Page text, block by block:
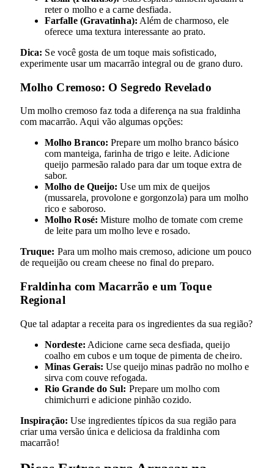
reter o molho e a carne desfiada.
Farfalle (Gravatinha): Além de charmoso, ele
oferece uma textura interessante ao prato.
Dica: Se você gosta de um toque mais sofisticado,
experimente usar um macarrão integral ou de grano duro.
Molho Cremoso: O Segredo Revelado
Um molho cremoso faz toda a diferença na sua fraldinha
com macarrão. Aqui vão algumas opções:
Molho Branco: Prepare um molho branco básico
com manteiga, farinha de trigo e leite. Adicione
queijo parmesão ralado para dar um toque extra de
sabor.
Molho de Queijo: Use um mix de queijos
(mussarela, provolone e gorgonzola) para um molho
rico e saboroso.
Molho Rosé: Misture molho de tomate com creme
de leite para um molho leve e rosado.
Truque: Para um molho mais cremoso, adicione um pouco
de requeijão ou cream cheese no final do preparo.
Fraldinha com Macarrão e um Toque
Regional
Que tal adaptar a receita para os ingredientes da sua região?
Nordeste: Adicione carne seca desfiada, queijo
coalho em cubos e um toque de pimenta de cheiro.
Minas Gerais: Use queijo minas padrão no molho e
sirva com couve refogada.
Rio Grande do Sul: Prepare um molho com
chimichurri e adicione pinhão cozido.
Inspiração: Use ingredientes típicos da sua região para
criar uma versão única e deliciosa da fraldinha com
macarrão!